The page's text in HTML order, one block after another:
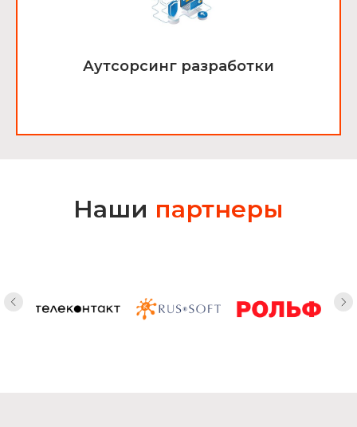
Аутсорсинг разработки
Наши партнеры